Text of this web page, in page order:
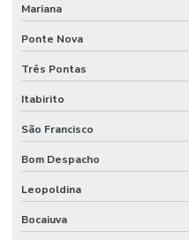
Mariana
Ponte Nova
Três Pontas
Itabirito
São Francisco
Bom Despacho
Leopoldina
Bocaiuva